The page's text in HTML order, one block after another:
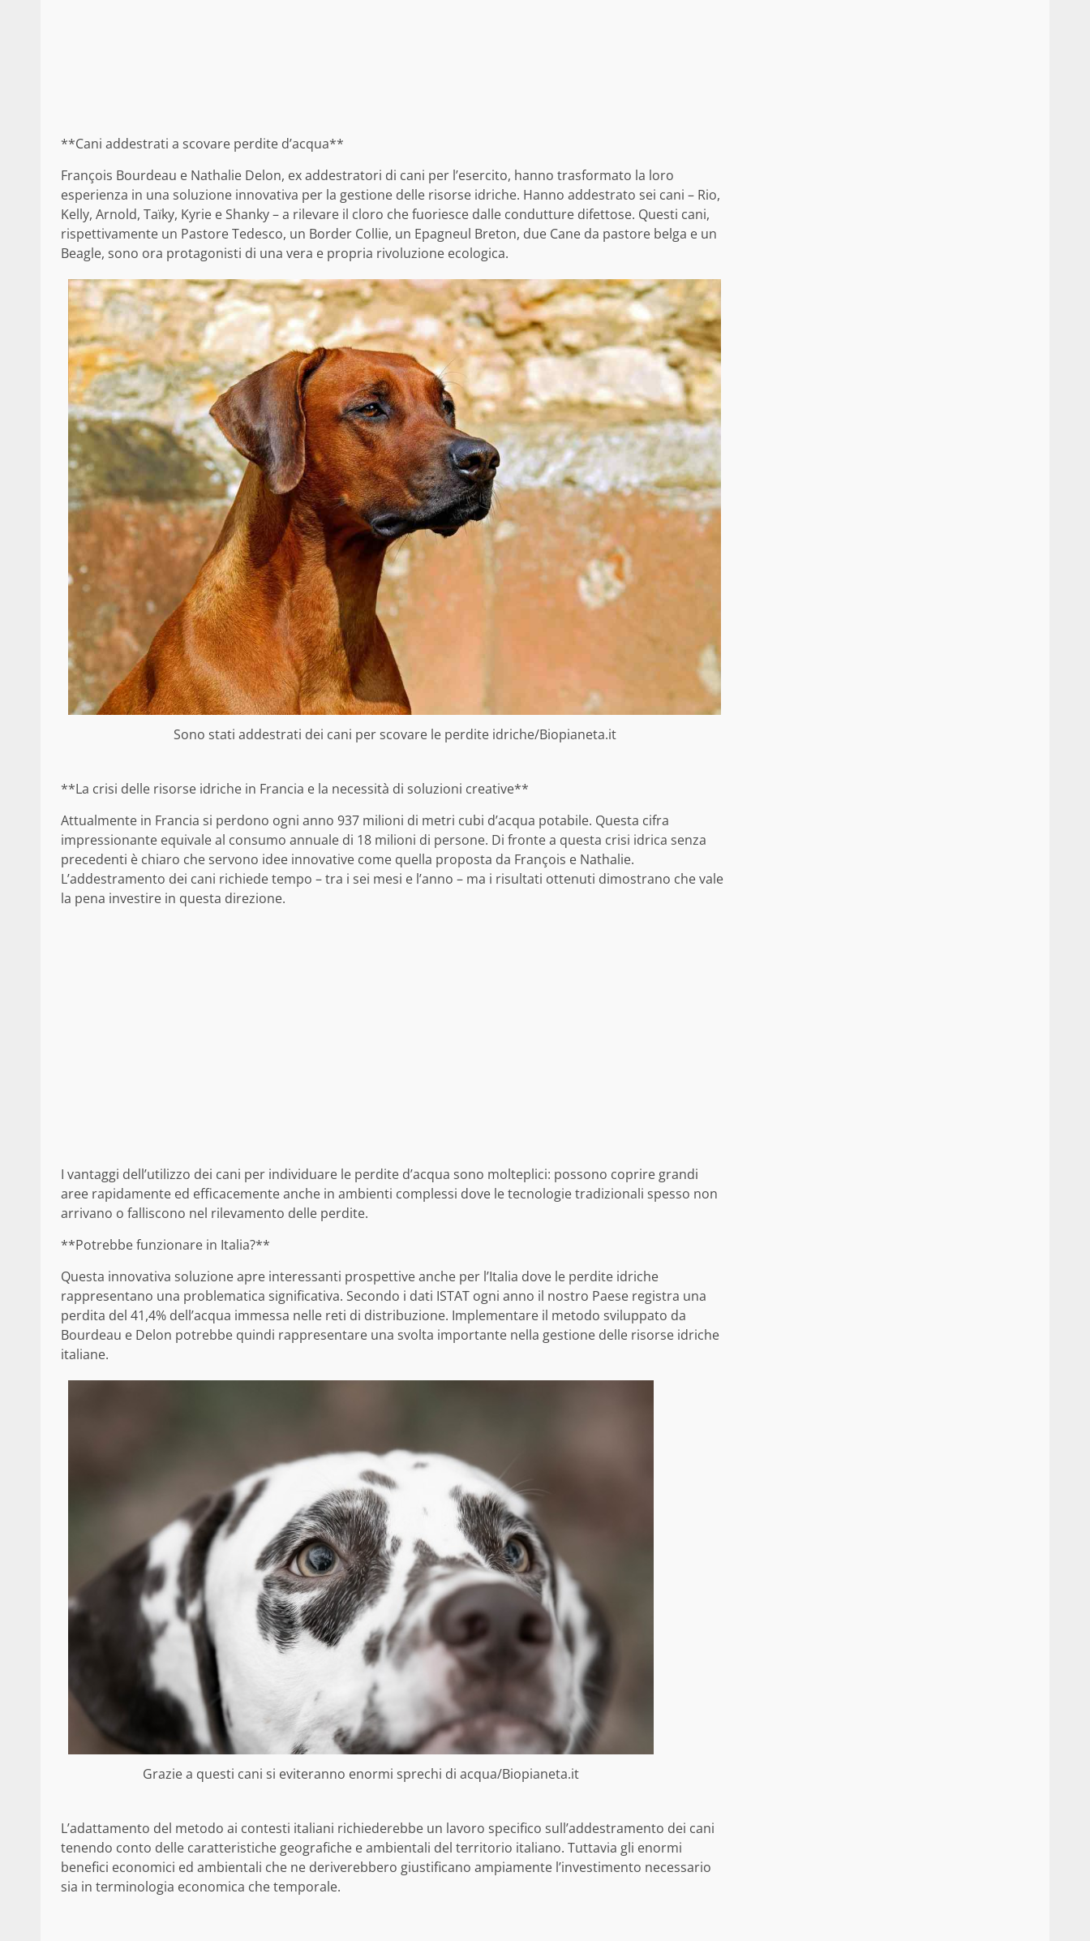
**Cani addestrati a scovare perdite d’acqua**
François Bourdeau e Nathalie Delon, ex addestratori di cani per l’esercito, hanno trasformato la loro
esperienza in una soluzione innovativa per la gestione delle risorse idriche. Hanno addestrato sei cani – Rio,
Kelly, Arnold, Taïky, Kyrie e Shanky – a rilevare il cloro che fuoriesce dalle condutture difettose. Questi cani,
rispettivamente un Pastore Tedesco, un Border Collie, un Epagneul Breton, due Cane da pastore belga e un
Beagle, sono ora protagonisti di una vera e propria rivoluzione ecologica.
Sono stati addestrati dei cani per scovare le perdite idriche/Biopianeta.it
**La crisi delle risorse idriche in Francia e la necessità di soluzioni creative**
Attualmente in Francia si perdono ogni anno 937 milioni di metri cubi d’acqua potabile. Questa cifra
impressionante equivale al consumo annuale di 18 milioni di persone. Di fronte a questa crisi idrica senza
precedenti è chiaro che servono idee innovative come quella proposta da François e Nathalie.
L’addestramento dei cani richiede tempo – tra i sei mesi e l’anno – ma i risultati ottenuti dimostrano che vale
la pena investire in questa direzione.
I vantaggi dell’utilizzo dei cani per individuare le perdite d’acqua sono molteplici: possono coprire grandi
aree rapidamente ed efficacemente anche in ambienti complessi dove le tecnologie tradizionali spesso non
arrivano o falliscono nel rilevamento delle perdite.
**Potrebbe funzionare in Italia?**
Questa innovativa soluzione apre interessanti prospettive anche per l’Italia dove le perdite idriche
rappresentano una problematica significativa. Secondo i dati ISTAT ogni anno il nostro Paese registra una
perdita del 41,4% dell’acqua immessa nelle reti di distribuzione. Implementare il metodo sviluppato da
Bourdeau e Delon potrebbe quindi rappresentare una svolta importante nella gestione delle risorse idriche
italiane.
Grazie a questi cani si eviteranno enormi sprechi di acqua/Biopianeta.it
L’adattamento del metodo ai contesti italiani richiederebbe un lavoro specifico sull’addestramento dei cani
tenendo conto delle caratteristiche geografiche e ambientali del territorio italiano. Tuttavia gli enormi
benefici economici ed ambientali che ne deriverebbero giustificano ampiamente l’investimento necessario
sia in terminologia economica che temporale.